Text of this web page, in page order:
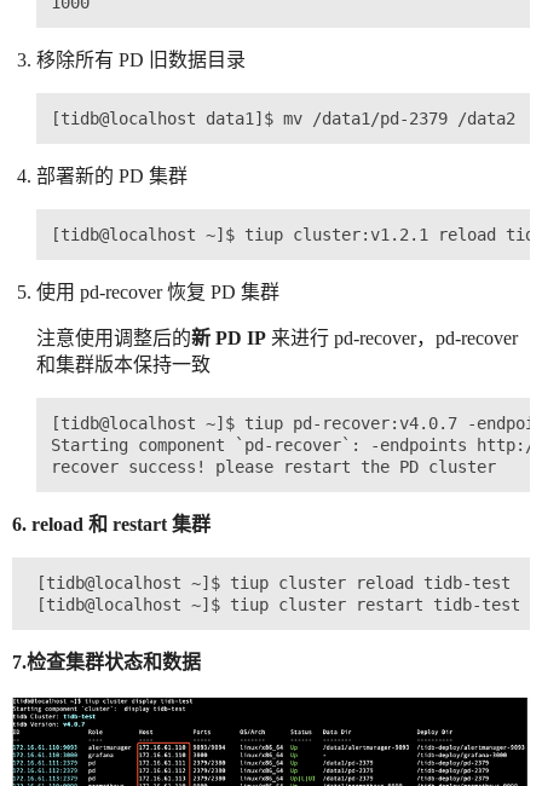
移除所有 PD 旧数据目录
部署新的 PD 集群
使用 pd-recover 恢复 PD 集群
注意使用调整后的新 PD IP 来进行 pd-recover，pd-recover
和集群版本保持一致
[tidb@localhost ~]$ tiup pd-recover:v4.0.7 -
Starting component `pd-recover`: -endpoints http://
6. reload 和 restart 集群
[tidb@localhost ~]$ tiup cluster reload tidb-test
7.检查集群状态和数据